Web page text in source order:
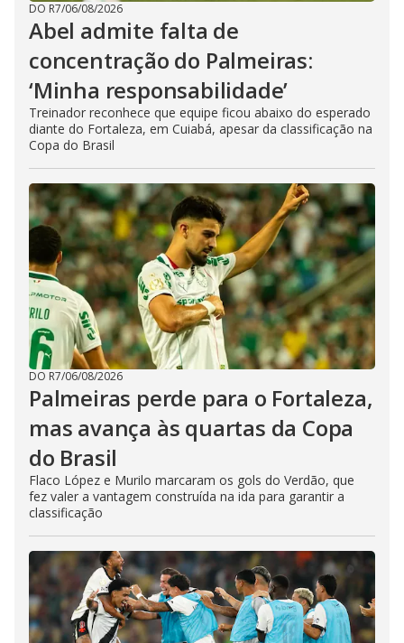
DO R7/06/08/2026
Abel admite falta de
concentração do Palmeiras:
‘Minha responsabilidade’
Treinador reconhece que equipe ficou abaixo do esperado
diante do Fortaleza, em Cuiabá, apesar da classificação na
Copa do Brasil
DO R7/06/08/2026
Palmeiras perde para o Fortaleza,
mas avança às quartas da Copa
do Brasil
Flaco López e Murilo marcaram os gols do Verdão, que
fez valer a vantagem construída na ida para garantir a
classificação